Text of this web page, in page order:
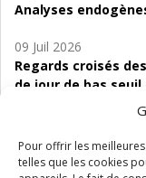
Pour offrir les
telles que les cookies
Analyses
09 Juil 2026
Regards croisés
de jour de bas
06 Juil 2026
Étude